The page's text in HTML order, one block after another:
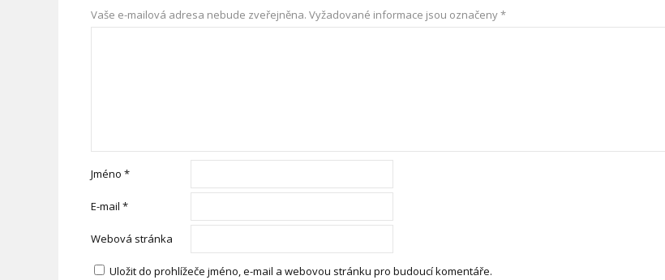
Vaše e-mailová adresa nebude zveřejněna. Vyžadované informace jsou označeny*
Jméno *
E-mail *
Webová stránka
Uložit do prohlížeče jméno, e-mail a webovou stránku pro budoucí komentáře.